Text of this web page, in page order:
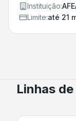
Instituição:
Limite:até 21
Linhas